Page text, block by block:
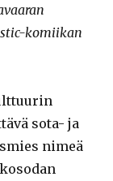
komiikan
sota- ja
nimeä